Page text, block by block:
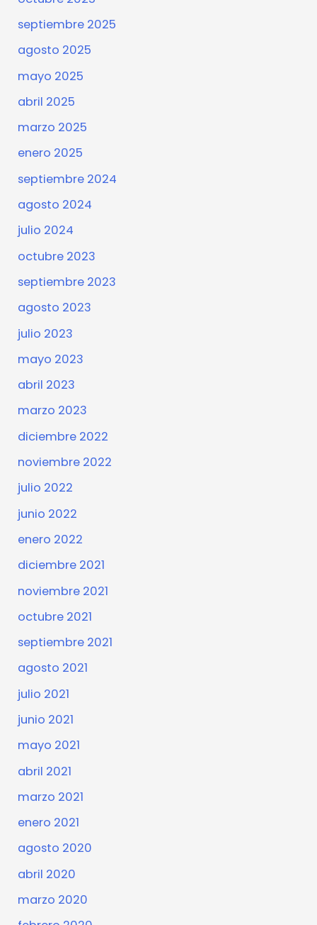
septiembre 2025
agosto 2025
mayo 2025
abril 2025
marzo 2025
enero 2025
septiembre 2024
agosto 2024
julio 2024
octubre 2023
septiembre 2023
agosto 2023
julio 2023
mayo 2023
abril 2023
marzo 2023
diciembre 2022
noviembre 2022
julio 2022
junio 2022
enero 2022
diciembre 2021
noviembre 2021
octubre 2021
septiembre 2021
agosto 2021
julio 2021
junio 2021
mayo 2021
abril 2021
marzo 2021
enero 2021
agosto 2020
abril 2020
marzo 2020